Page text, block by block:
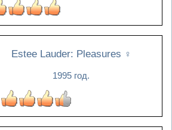
Estee Lauder: Pleasures ♀
1995 год.